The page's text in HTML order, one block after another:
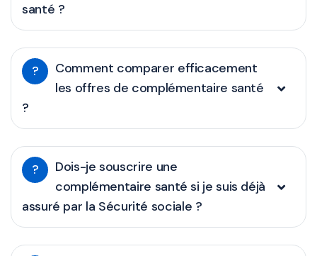
santé ?
?
Comment comparer efficacement
les offres de complémentaire santé
?
?
Dois-je souscrire une
complémentaire santé si je suis déjà
assuré par la Sécurité sociale ?